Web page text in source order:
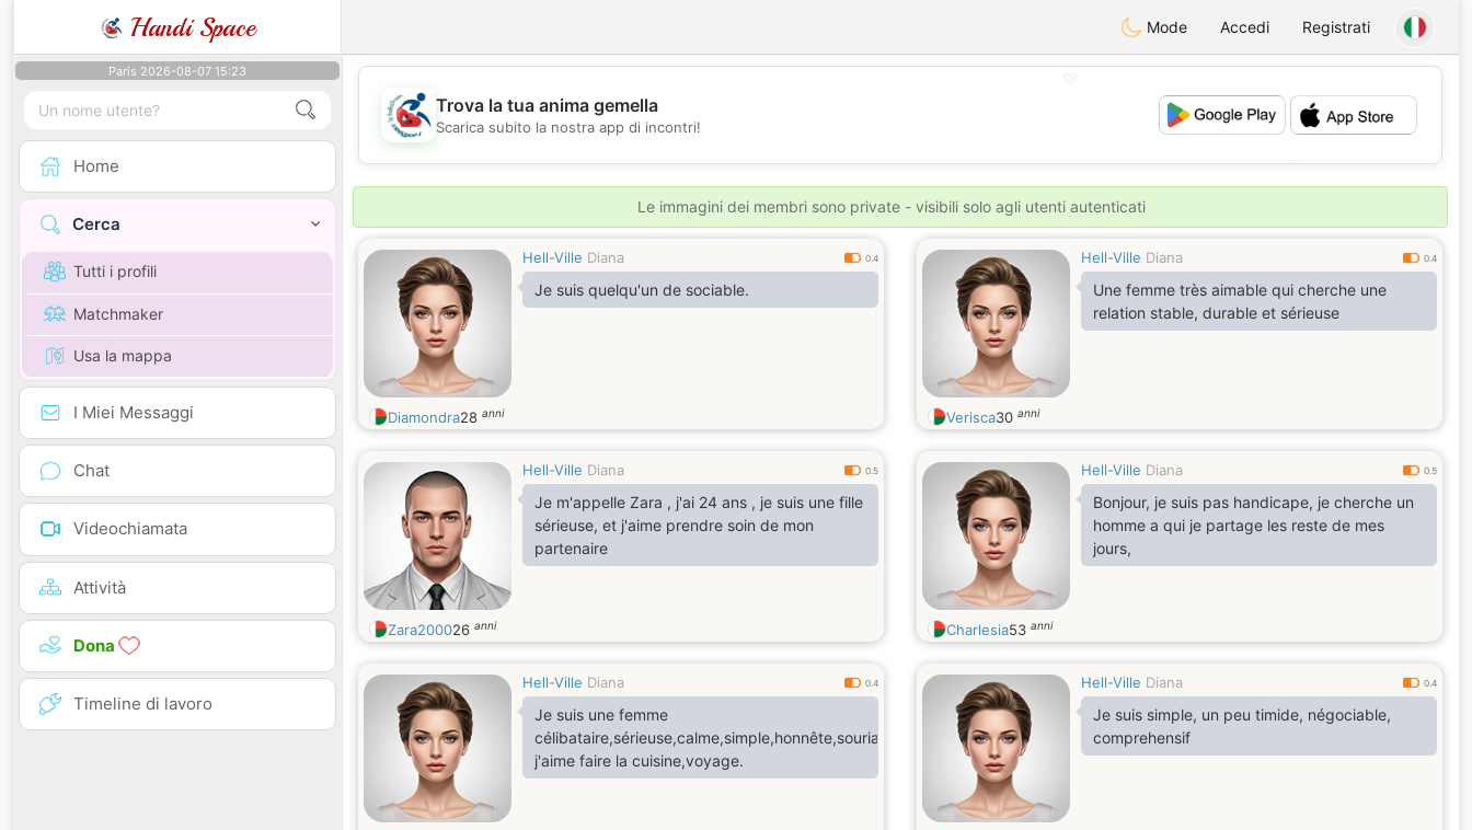
Handi Space Mode Accedi Registrati
Paris 2026-08-07 15:23
Home
Cerca
Tutti i profili
Matchmaker
Usa la mappa
I Miei Messaggi
Chat
Videochiamata
Attività
Dona
Timeline di lavoro
💖
💕
💕
Trova la tua anima gemella
Scarica subito la nostra app di incontri!
Le immagini dei membri sono private - visibili solo agli utenti autenticati
Hell-Ville Diana 0.4
Je suis quelqu'un de sociable.
Diamondra28 anni
Hell-Ville Diana 0.4
Une femme très aimable qui cherche une
relation stable, durable et sérieuse
Verisca30 anni
Hell-Ville Diana 0.5
Je m'appelle Zara , j'ai 24 ans , je suis une fille
sérieuse, et j'aime prendre soin de mon
partenaire
Zara200026 anni
Hell-Ville Diana 0.5
Bonjour, je suis pas handicape, je cherche un
homme a qui je partage les reste de mes
jours,
Charlesia53 anni
Hell-Ville Diana 0.4
Je suis une femme
célibataire,sérieuse,calme,simple,honnête,souriante,fidèle,gentille,puis
j'aime faire la cuisine,voyage.
Hell-Ville Diana 0.4
Je suis simple, un peu timide, négociable,
comprehensif